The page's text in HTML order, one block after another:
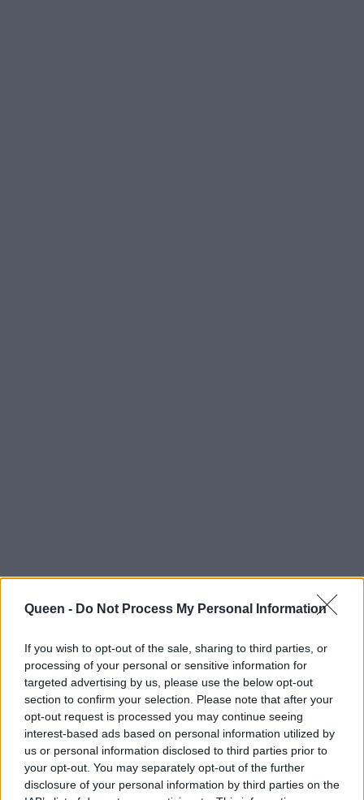
Queen - Do Not Process My Personal Information
If you wish to opt-out of the sale, sharing to third parties, or
processing of your personal or sensitive information for
targeted advertising by us, please use the below opt-out
section to confirm your selection. Please note that after your
opt-out request is processed you may continue seeing
interest-based ads based on personal information utilized by
us or personal information disclosed to third parties prior to
your opt-out. You may separately opt-out of the further
disclosure of your personal information by third parties on the
Πέρα από τις λήψεις του απίστευτου κορμιού
της, όμως, η Σολωμού ανεβάζει συχνά και
selfies, αλλά η κάθε μία διαφέρει από τις
προηγούμενες. Προφανώς η υποκριτική της
δίνει ένα προβάδισμα σε αυτό και το τελικό
αποτέλεσμα είναι super cool posts.